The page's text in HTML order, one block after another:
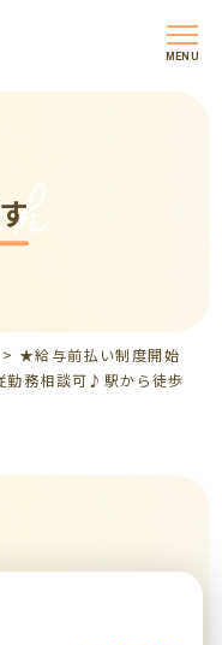
MENU
>★給与前払い制度開始
務相談可♪駅から徒歩